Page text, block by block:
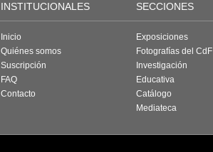
INSTITUCIONALES SECCIONES
Inicio
Quiénes somos
Suscripción
FAQ
Contacto
Exposiciones
Fotografías del CdF
Investigación
Educativa
Catálogo
Mediateca